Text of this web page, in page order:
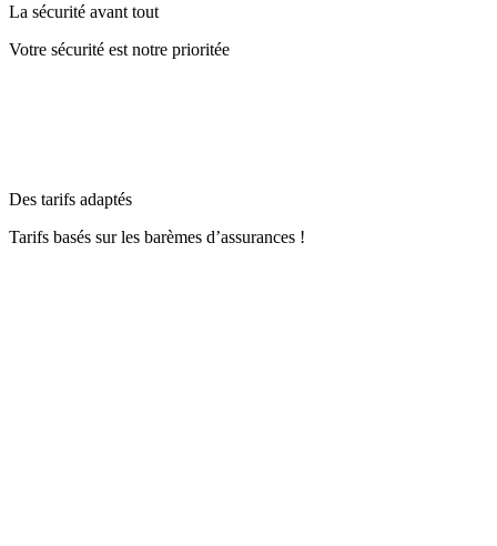
La sécurité avant tout
Votre sécurité est notre prioritée
Des tarifs adaptés
Tarifs basés sur les barèmes d’assurances !